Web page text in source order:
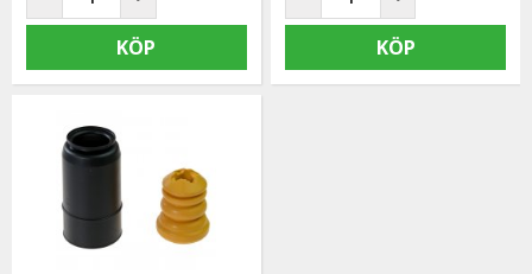
KÖP KÖP